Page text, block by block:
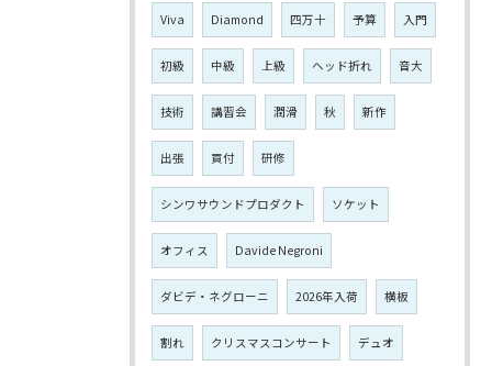
Viva Diamond 四万十 予算 入門
初級 中級 上級 ヘッド折れ 音大
技術 講習会 潤滑 秋 新作
出張 買付 研修
シンワサウンドプロダクト ソケット
オフィス Davide Negroni
ダビデ・ネグローニ 2026年入荷 横板
割れ クリスマスコンサート デュオ